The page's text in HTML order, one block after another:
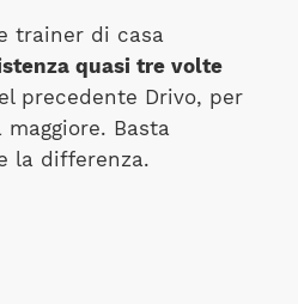
trainer di casa
quasi tre volte
precedente Drivo, per
Basta
la differenza.